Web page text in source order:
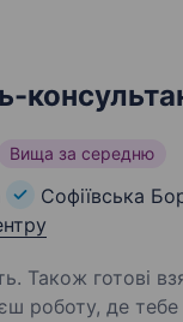
Вища за середню
Софіївська
Також готові